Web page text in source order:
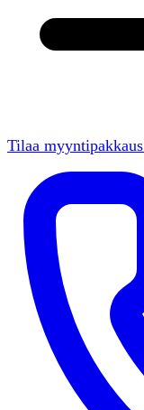
Tilaa myyntipakkaus